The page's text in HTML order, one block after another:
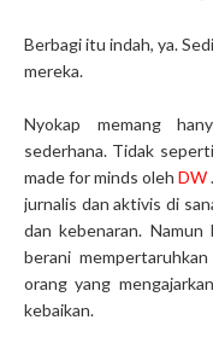
Berbagi itu indah, ya.
mereka.
Nyokap memang
sederhana. Tidak
made for minds oleh DW
jurnalis dan aktivis di
dan kebenaran.
berani
orang yang
kebaikan.